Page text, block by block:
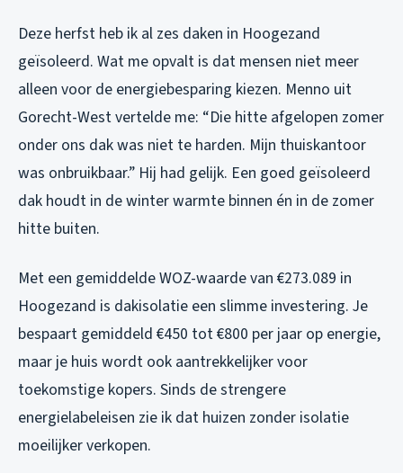
Deze herfst heb ik al zes daken in Hoogezand
geïsoleerd. Wat me opvalt is dat mensen niet meer
alleen voor de energiebesparing kiezen. Menno uit
Gorecht-West vertelde me: “Die hitte afgelopen zomer
onder ons dak was niet te harden. Mijn thuiskantoor
was onbruikbaar.” Hij had gelijk. Een goed geïsoleerd
dak houdt in de winter warmte binnen én in de zomer
hitte buiten.
Met een gemiddelde WOZ-waarde van €273.089 in
Hoogezand is dakisolatie een slimme investering. Je
bespaart gemiddeld €450 tot €800 per jaar op energie,
maar je huis wordt ook aantrekkelijker voor
toekomstige kopers. Sinds de strengere
energielabeleisen zie ik dat huizen zonder isolatie
moeilijker verkopen.